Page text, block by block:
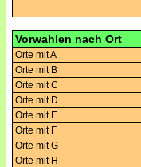
Vorwahlen nach Ort
Orte mit A
Orte mit B
Orte mit C
Orte mit D
Orte mit E
Orte mit F
Orte mit G
Orte mit H